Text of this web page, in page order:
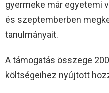
gyermeke már egyetemi
és szeptemberben
tanulmányait.
A támogatás összege
költségeihez nyújtott